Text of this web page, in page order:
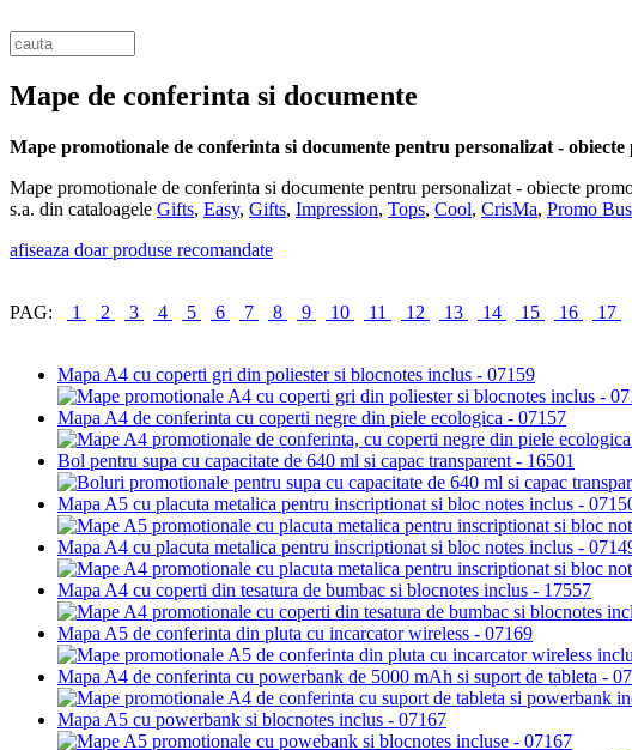
Mape de conferinta si documente
Mape promotionale de conferinta si documente pentru personalizat -
Mape promotionale de conferinta si documente pentru personalizat - obiecte
s.a. din cataloagele Gifts, Easy, Gifts, Impression, Tops, Cool, CrisMa, Promo
afiseaza doar produse recomandate
PAG: 1 2 3 4 5 6 7 8 9 10 11 12 13 14 15 16 17
Mapa A4 cu coperti gri din poliester si blocnotes inclus - 07159
Mapa A4 de conferinta cu coperti negre din piele ecologica - 07157
Bol pentru supa cu capacitate de 640 ml si capac transparent - 16501
Mapa A5 cu placuta metalica pentru inscriptionat si bloc notes inclus -
Mapa A4 cu placuta metalica pentru inscriptionat si bloc notes inclus -
Mapa A4 cu coperti din tesatura de bumbac si blocnotes inclus - 17557
Mapa A5 de conferinta din pluta cu incarcator wireless - 07169
Mapa A4 de conferinta cu powerbank de 5000 mAh si suport de tableta -
Mapa A5 cu powerbank si blocnotes inclus - 07167